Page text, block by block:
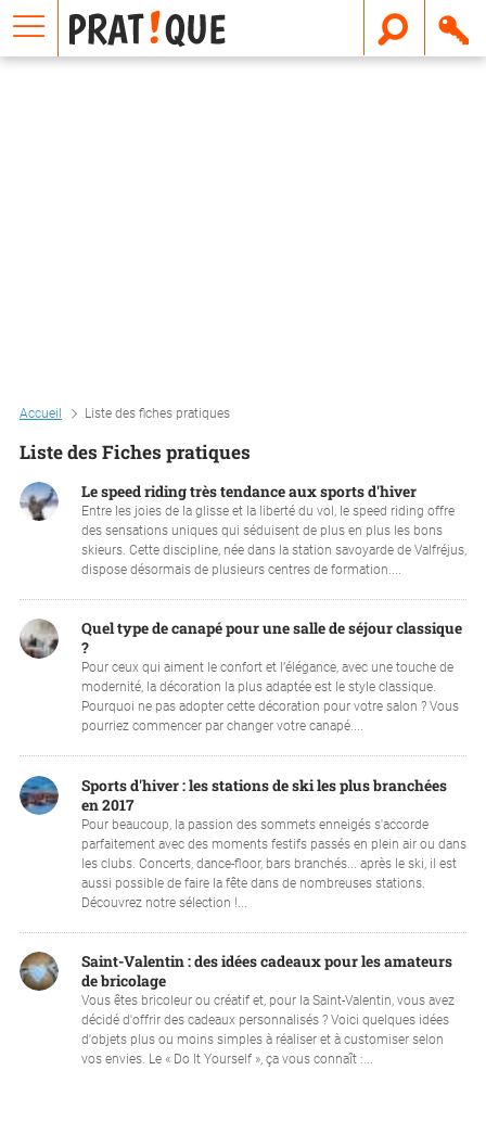
Accueil Liste des fiches pratiques
Liste des Fiches pratiques
Le speed riding très tendance aux sports d'hiver
Entre les joies de la glisse et la liberté du vol, le speed riding offre
des sensations uniques qui séduisent de plus en plus les bons
skieurs. Cette discipline, née dans la station savoyarde de Valfréjus,
dispose désormais de plusieurs centres de formation....
Quel type de canapé pour une salle de séjour classique
?
Pour ceux qui aiment le confort et l’élégance, avec une touche de
modernité, la décoration la plus adaptée est le style classique.
Pourquoi ne pas adopter cette décoration pour votre salon ? Vous
pourriez commencer par changer votre canapé....
Sports d'hiver : les stations de ski les plus branchées
en 2017
Pour beaucoup, la passion des sommets enneigés s'accorde
parfaitement avec des moments festifs passés en plein air ou dans
les clubs. Concerts, dance-floor, bars branchés... après le ski, il est
aussi possible de faire la fête dans de nombreuses stations.
Découvrez notre sélection !...
Saint-Valentin : des idées cadeaux pour les amateurs
de bricolage
Vous êtes bricoleur ou créatif et, pour la Saint-Valentin, vous avez
décidé d'offrir des cadeaux personnalisés ? Voici quelques idées
d'objets plus ou moins simples à réaliser et à customiser selon
vos envies. Le « Do It Yourself », ça vous connaît :...
E
m
a